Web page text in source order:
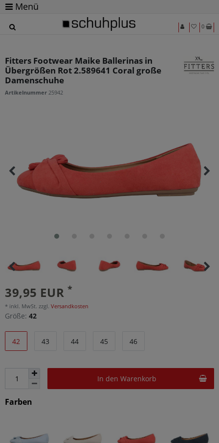
Menü
0
Fitters Footwear Maike Ballerinas in
Übergrößen Rot 2.589641 Coral große
Damenschuhe
Artikelnummer 25942
39,95 EUR *
* inkl. MwSt. zzgl. Versandkosten
Größe: 42
42 43 44 45 46
In den Warenkorb
Farben